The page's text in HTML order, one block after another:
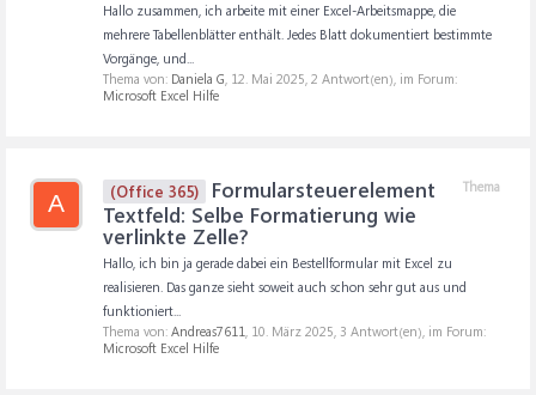
Hallo zusammen, ich arbeite mit einer Excel-Arbeitsmappe, die
mehrere Tabellenblätter enthält. Jedes Blatt dokumentiert bestimmte
Vorgänge, und...
Thema von: Daniela G, 12. Mai 2025, 2 Antwort(en), im Forum:
Microsoft Excel Hilfe
A
Thema
(Office 365)
Formularsteuerelement
Textfeld: Selbe Formatierung wie
verlinkte Zelle?
Hallo, ich bin ja gerade dabei ein Bestellformular mit Excel zu
realisieren. Das ganze sieht soweit auch schon sehr gut aus und
funktioniert...
Thema von: Andreas7611, 10. März 2025, 3 Antwort(en), im Forum:
Microsoft Excel Hilfe